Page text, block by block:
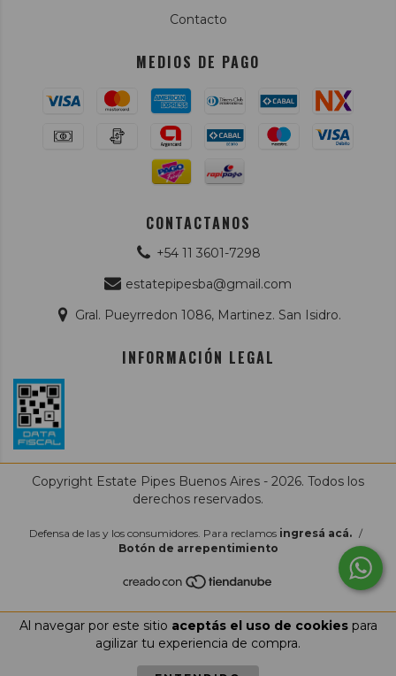
Al navegar por este sitio aceptás el uso de cookiespara
agilizar tu experiencia de compra.
Contacto
MEDIOS DE PAGO
CONTACTANOS
+54 11 3601-7298
estatepipesba@gmail.com
Gral. Pueyrredon 1086, Martinez. San Isidro.
INFORMACIÓN LEGAL
Copyright Estate Pipes Buenos Aires - 2026. Todos los
derechos reservados.
Defensa de las y los consumidores. Para reclamos ingresá acá. /
Botón de arrepentimiento